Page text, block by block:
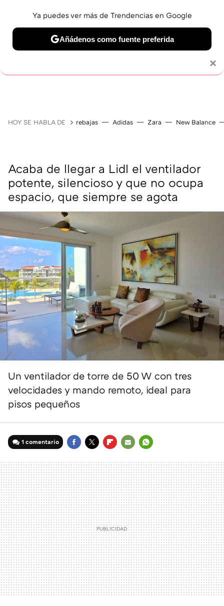
OFERTAS EN
HOY SE HABLA DE rebajas Adidas Zara New Balance
Acaba de llegar a Lidl el ventilador
potente, silencioso y que no ocupa
espacio, que siempre se agota
Un ventilador de torre de 50 W con tres
velocidades y mando remoto, ideal para
pisos pequeños
1 comentario
MAIL
×
Ya puedes ver más de Trendencias en Google
Añádenos como fuente preferida